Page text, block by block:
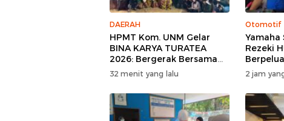
DAERAH
HPMT Kom. UNM Gelar
BINA KARYA TURATEA
2026: Bergerak Bersama
untuk Sejuta Manfaat
32 menit yang lalu
Otomotif
Yamaha
Rezeki
Motor
2 jam